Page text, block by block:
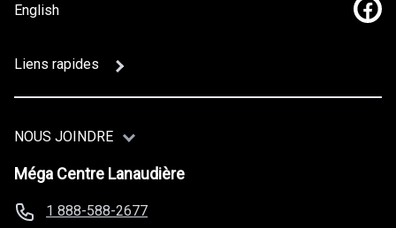
English
Liens rapides
NOUS JOINDRE
Méga Centre Lanaudière
1 888-588-2677